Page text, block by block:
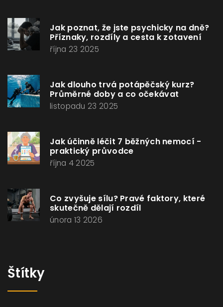
Jak poznat, že jste psychicky na dně?
Příznaky, rozdíly a cesta k zotavení
října 23 2025
Jak dlouho trvá potápěčský kurz?
Průměrné doby a co očekávat
listopadu 23 2025
Jak účinně léčit 7 běžných nemocí -
praktický průvodce
října 4 2025
Co zvyšuje sílu? Pravé faktory, které
skutečně dělají rozdíl
února 13 2026
Štítky